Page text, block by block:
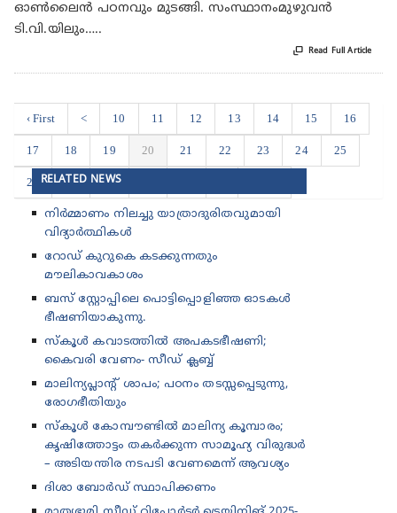
ഓൺലൈൻ പഠനവും മുടങ്ങി. സംസ്ഥാനംമുഴുവൻ
ടി.വി.യിലും…..
 Read Full Article
‹ First < 10 11 12 13 14 15 16
17 18 19 20 21 22 23 24 25
26 27 28
RELATED NEWS
നിർമ്മാണം നിലച്ചു യാത്രാദുരിതവുമായി
വിദ്യാർത്ഥികൾ
റോഡ് കുറുകെ കടക്കുന്നതും
മൗലികാവകാശം
ബസ് സ്റ്റോപ്പിലെ പൊട്ടിപ്പൊളിഞ്ഞ ഓടകൾ
ഭീഷണിയാകുന്നു.
സ്കൂൾ കവാടത്തിൽ അപകടഭീഷണി;
കൈവരി വേണം- സീഡ് ക്ലബ്ബ്
മാലിന്യപ്ലാന്റ് ശാപം; പഠനം തടസ്സപ്പെടുന്നു,
രോഗഭീതിയും
സ്കൂൾ കോമ്പൗണ്ടിൽ മാലിന്യ കൂമ്പാരം;
കൃഷിത്തോട്ടം തകർക്കുന്ന സാമൂഹ്യ വിരുദ്ധർ
– അടിയന്തിര നടപടി വേണമെന്ന് ആവശ്യം
ദിശാ ബോർഡ് സ്ഥാപിക്കണം